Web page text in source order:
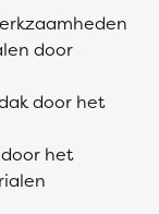
door
door het
het